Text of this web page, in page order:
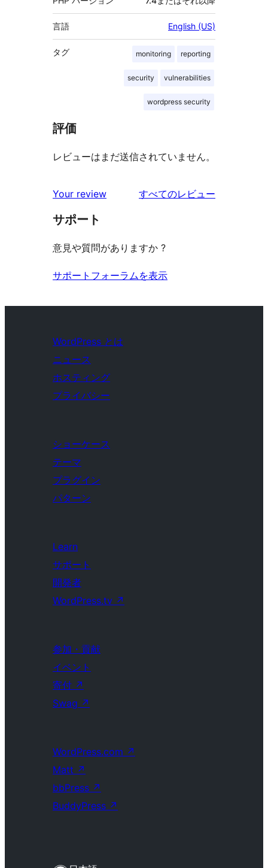
言語 English (US)
タグ monitoring reporting
security vulnerabilities
wordpress security
評価
レビューはまだ送信されていません。
Your review すべてのレビュー
サポート
意見や質問がありますか ?
サポートフォーラムを表示
WordPress とは
ニュース
ホスティング
プライバシー
ショーケース
テーマ
プラグイン
パターン
Learn
サポート
開発者
WordPress.tv ↗
参加・貢献
イベント
寄付 ↗
Swag ↗
WordPress.com ↗
Matt ↗
bbPress ↗
BuddyPress ↗